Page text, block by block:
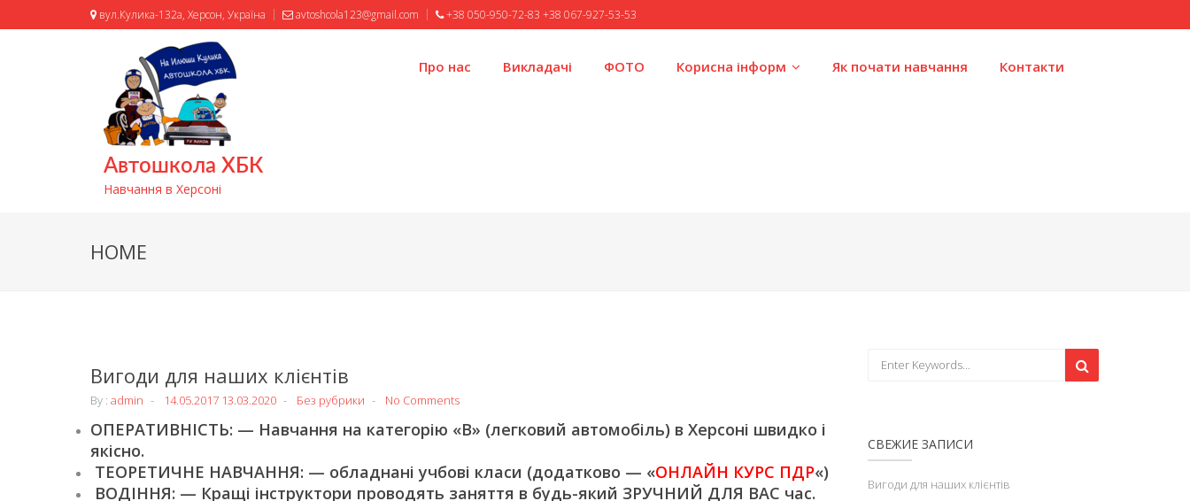
вул.Кулика-132а, Херсон, Україна avtoshcola123@gmail.com +38 050-950-72-83 +38 067-927-53-53
Автошкола ХБК
Навчання в Херсоні
Про нас Викладачі ФОТО Корисна інформ Як почати навчання Контакти
HOME
Вигоди для наших клієнтів
By : admin 14.05.2017 13.03.2020 Без рубрики No Comments
ОПЕРАТИВНІСТЬ: — Навчання на категорію «В» (легковий автомобіль) в Херсоні швидко і
якісно.
ТЕОРЕТИЧНЕ НАВЧАННЯ: — обладнані учбові класи (додатково — «ОНЛАЙН КУРС ПДР«)
ВОДІННЯ: — Кращі інструктори проводять заняття в будь-який ЗРУЧНИЙ ДЛЯ ВАС час.
СВЕЖИЕ ЗАПИСИ
Вигоди для наших клієнтів